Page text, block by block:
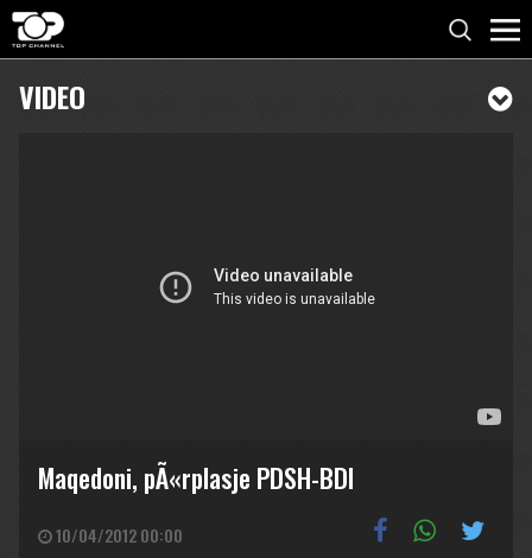
VIDEO
Maqedoni, pÃ«rplasje PDSH-BDI
10/04/2012 00:00